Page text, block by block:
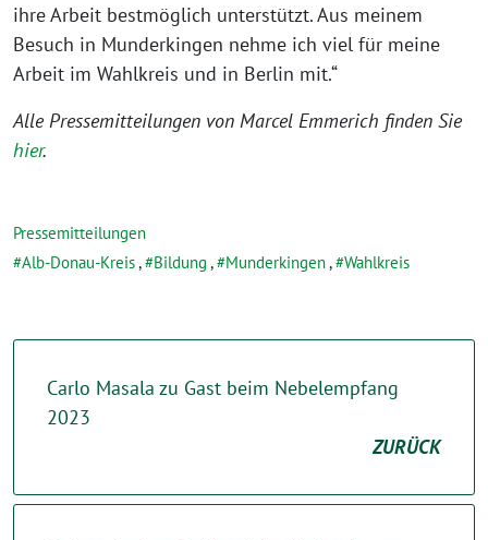
ihre Arbeit bestmöglich unterstützt. Aus meinem
Besuch in Munderkingen nehme ich viel für meine
Arbeit im Wahlkreis und in Berlin mit.“
Alle Pressemitteilungen von Marcel Emmerich finden Sie
hier.
Pressemitteilungen
Alb-Donau-Kreis, Bildung , Munderkingen, Wahlkreis
Carlo Masala zu Gast beim Nebelempfang
2023
ZURÜCK